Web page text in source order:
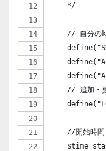
    */
// 自分の
// 追加・
    //開始時間